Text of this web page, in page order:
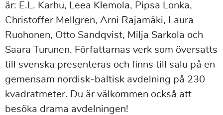
är: E.L. Karhu, Leea Klemola, Pipsa Lonka,
Christoffer Mellgren, Arni Rajamäki, Laura
Ruohonen, Otto Sandqvist, Milja Sarkola och
Saara Turunen. Författarnas verk som översatts
till svenska presenteras och finns till salu på en
gemensam nordisk-baltisk avdelning på 230
kvadratmeter. Du är välkommen också att
besöka drama avdelningen!